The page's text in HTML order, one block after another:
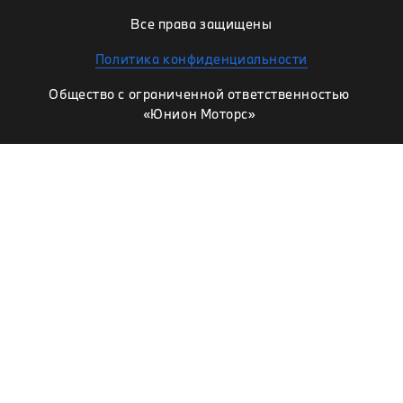
Все права защищены
Политика конфиденциальности
Общество с ограниченной ответственностью
«Юнион Моторс»